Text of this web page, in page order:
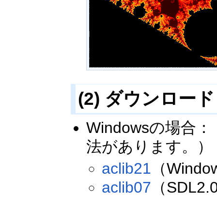
(2) ダウンロー
Windowsの場合
法があります。）
aclib21 （
aclib07 （